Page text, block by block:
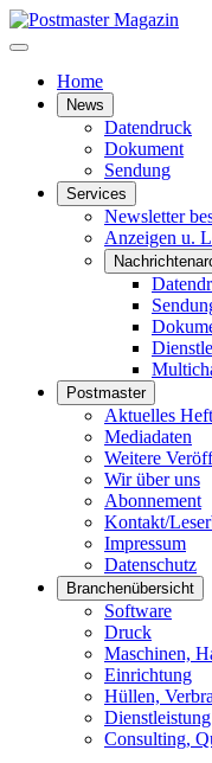
Home
News
Datendruck
Dokument
Sendung
Services
Newsletter
Anzeigen u.
Postmaster
Aktuelles Heft
Mediadaten
Weitere
Wir über uns
Abonnement
Kontakt/
Impressum
Datenschutz
Branchenübersicht
Software
Druck
Maschinen,
Einrichtung
Hüllen,
Dienstleistung
Consulting,